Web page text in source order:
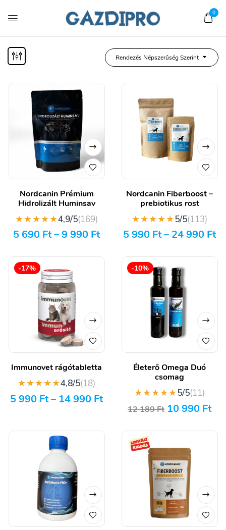
0
Rendezés Népszerűség Szerint
Nordcanin Prémium
Hidrolizált Huminsav
★★★★★4,9/5(169)
5 690 Ft–9 990 Ft
Nordcanin Fiberboost –
prebiotikus rost
★★★★★5/5(113)
5 990 Ft– 24 990 Ft
-17%
Immunovet rágótabletta
★★★★★4,8/5(18)
5 990 Ft– 14 990 Ft
-10%
Életerő Omega Duó
csomag
★★★★★5/5(11)
12 189Ft 10 990 Ft